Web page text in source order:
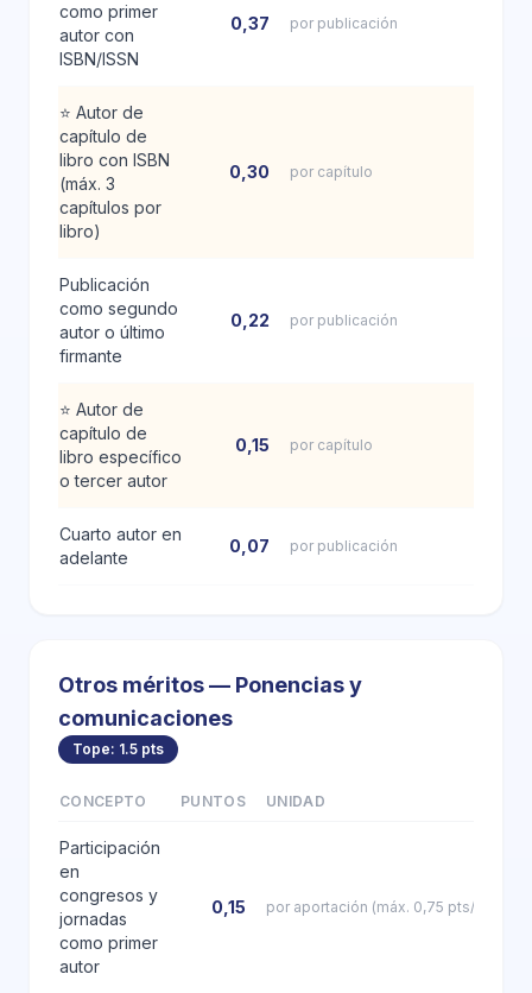
como primer
autor con
ISBN/ISSN
0,37 por publicación
⭐ Autor de
capítulo de
libro con ISBN
(máx. 3
capítulos por
libro)
0,30 por capítulo
Publicación
como segundo
autor o último
firmante
0,22 por publicación
⭐ Autor de
capítulo de
libro específico
o tercer autor
0,15 por capítulo
Cuarto autor en
adelante
0,07 por publicación
Otros méritos — Ponencias y
comunicaciones
Tope: 1.5 pts
CONCEPTO PUNTOS UNIDAD
Participación
en
congresos y
jornadas
como primer
autor
0,15 por aportación (máx. 0,75 pts/año)